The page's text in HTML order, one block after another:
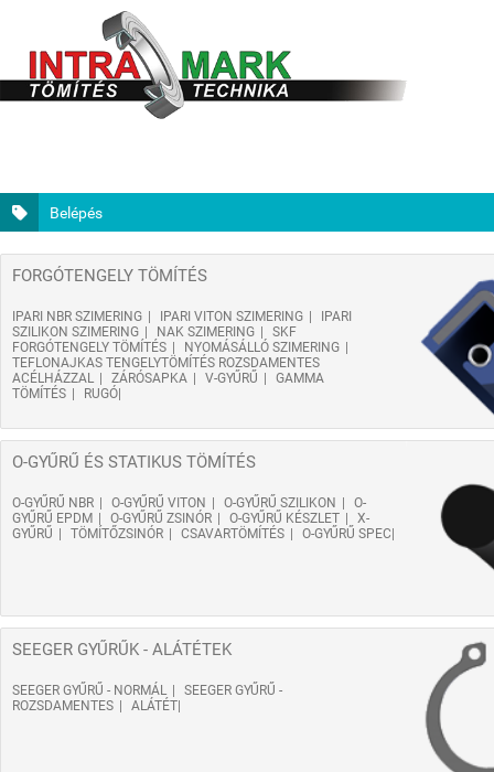
Belépés
FORGÓTENGELY TÖMÍTÉS
IPARI NBR SZIMERING IPARI VITON SZIMERING
IPARI
SZILIKON SZIMERING
NAK SZIMERING
SKF
FORGÓTENGELY TÖMÍTÉS
NYOMÁSÁLLÓ SZIMERING
TEFLONAJKAS TENGELYTÖMÍTÉS ROZSDAMENTES
ACÉLHÁZZAL
ZÁRÓSAPKA V-GYŰRŰ
GAMMA
TÖMÍTÉS
RUGÓ
O-GYŰRŰ ÉS STATIKUS TÖMÍTÉS
O-GYŰRŰ NBR O-GYŰRŰ VITON O-GYŰRŰ SZILIKON
O-
GYŰRŰ EPDM
O-GYŰRŰ ZSINÓR O-GYŰRŰ KÉSZLET
X-
GYŰRŰ
TÖMÍTŐZSINÓR CSAVARTÖMÍTÉS O-GYŰRŰ SPEC
SEEGER GYŰRŰK - ALÁTÉTEK
SEEGER GYŰRŰ - NORMÁL
SEEGER GYŰRŰ -
ROZSDAMENTES
ALÁTÉT